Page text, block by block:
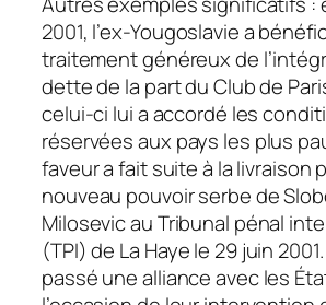
2001, l’ex-Yougoslavie a
traitement généreux de
dette de la part du Club de
celui-ci lui a accordé les
réservées aux pays les plus
faveur a fait suite à la livraison
nouveau pouvoir serbe de
Milosevic au Tribunal pénal
(TPI) de La Haye le 29 juin
passé une alliance avec les